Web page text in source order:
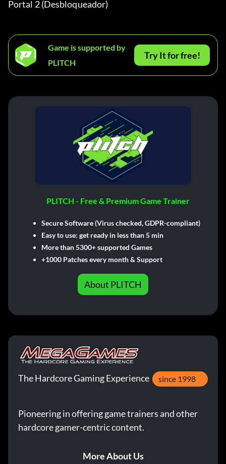
Portal 2 (Desbloqueador)
Game is supported by
PLITCH
Try It for free!
PLITCH - Free & Premium Game Trainer
Secure Software (Virus checked, GDPR-compliant)
Easy to use: get ready in less than 5 min
More than 5300+ supported Games
+1000 Patches every month & Support
About PLITCH
The Hardcore Gaming Experience since 1998
Pioneering in offering game trainers and other
hardcore gamer-centric content.
More About Us